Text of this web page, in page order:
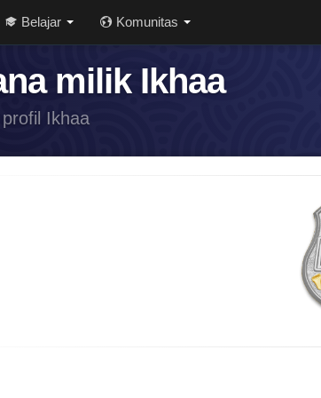
Belajar Komunitas
milik Ikhaa
profil Ikhaa